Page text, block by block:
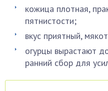
кожица плотная,
пятнистости;
вкус приятный,
огурцы вырастают
ранний сбор для